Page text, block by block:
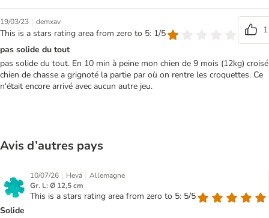
19/03/23 | demxav
This is a stars rating area from zero to 5: 1/5
1
pas solide du tout
pas solide du tout. En 10 min à peine mon chien de 9 mois (12kg) croisé
chien de chasse a grignoté la partie par où on rentre les croquettes. Ce
n'était encore arrivé avec aucun autre jeu.
Avis d’autres pays
10/07/26 | Hevä | Allemagne
Gr. L: Ø 12,5 cm
This is a stars rating area from zero to 5: 5/5
Solide